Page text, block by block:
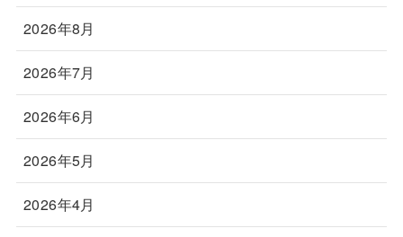
2026年8月
2026年7月
2026年6月
2026年5月
2026年4月